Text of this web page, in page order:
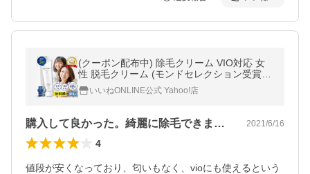
(クーポン配布中) 除毛クリーム VIO対応 女
性 脱毛クリーム (モンドセレクション受賞)
デリケートゾーン ムダ毛処理 低刺激 敏感肌
医薬部外品 150g
いいねONLINE公式 Yahoo!店
購入して良かった。綺麗に除毛できました。 2021/6/16
4
値段が安くなっており、匂いもなく、vioにも使えるという